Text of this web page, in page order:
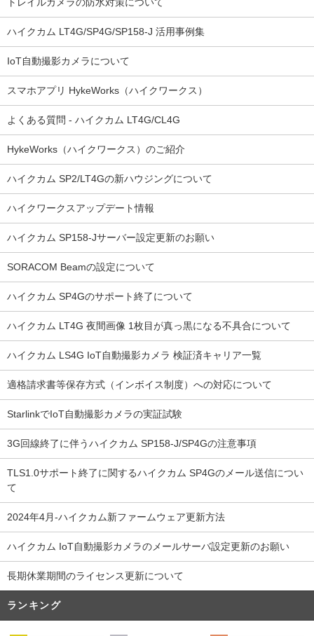
トレイルカメラの防水対策について
ハイクカム LT4G/SP4G/SP158-J 活用事例集
IoT自動撮影カメラについて
スマホアプリ HykeWorks（ハイクワークス）
よくある質問 - ハイクカム LT4G/CL4G
HykeWorks（ハイクワークス）のご紹介
ハイクカム SP2/LT4Gの新ハウジングについて
ハイクワークスアップデート情報
ハイクカム SP158-Jサーバー設定更新のお願い
SORACOM Beamの設定について
ハイクカム SP4Gのサポート終了について
ハイクカム LT4G 夜間画像 1枚目が真っ黒になる不具合について
ハイクカム LS4G IoT自動撮影カメラ 検証済キャリア一覧
適格請求書等保存方式（インボイス制度）への対応について
StarlinkでIoT自動撮影カメラの実証試験
3G回線終了に伴うハイクカム SP158-J/SP4Gの注意事項
TLS1.0サポート終了に関するハイクカム SP4Gのメール送信につい
て
2024年4月-ハイクカム新ファームウェア更新方法
ハイクカム IoT自動撮影カメラのメールサーバ設定更新のお願い
長期休業期間のライセンス更新について
ランキング